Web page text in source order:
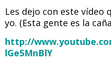
Les dejo con este vídeo
yo. (Esta gente es la
http://
lGe5MnBlY